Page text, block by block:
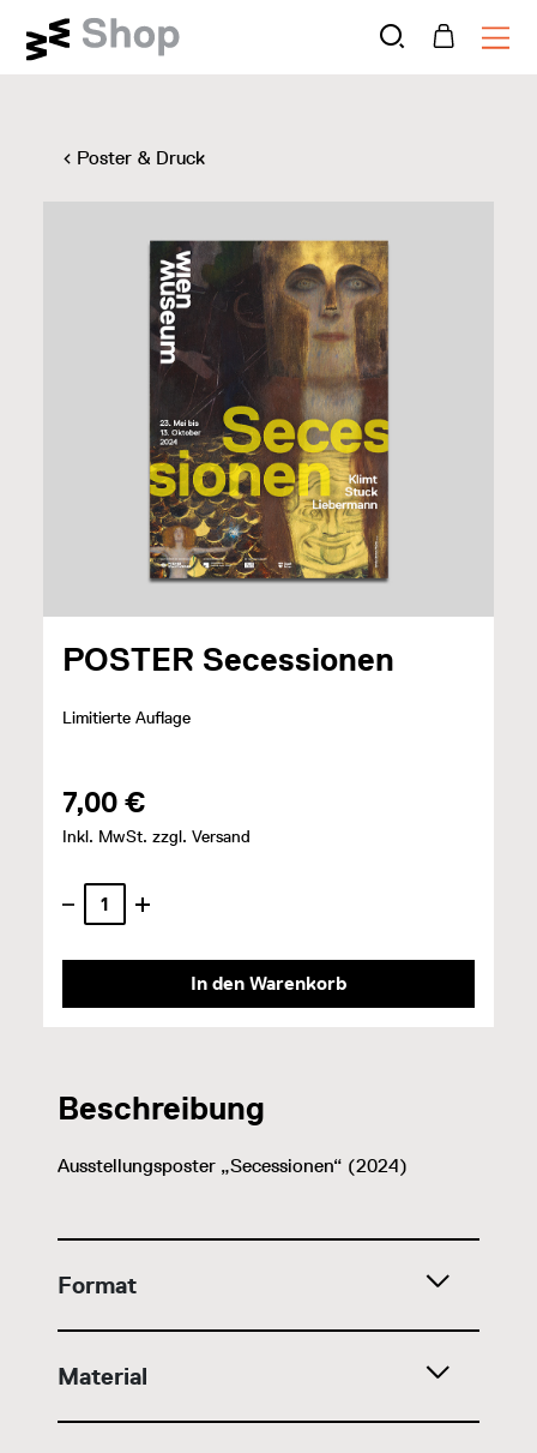
Poster & Druck
POSTER Secessionen
Limitierte Auflage
7,00 €
Inkl. MwSt. zzgl. Versand
In den Warenkorb
Beschreibung
Ausstellungsposter „Secessionen“ (2024)
Format
Material